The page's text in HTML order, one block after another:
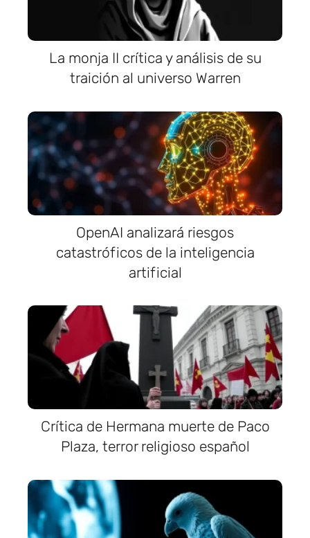
La monja II crítica y análisis de su
traición al universo Warren
OpenAI analizará riesgos
catastróficos de la inteligencia
artificial
Crítica de Hermana muerte de Paco
Plaza, terror religioso español